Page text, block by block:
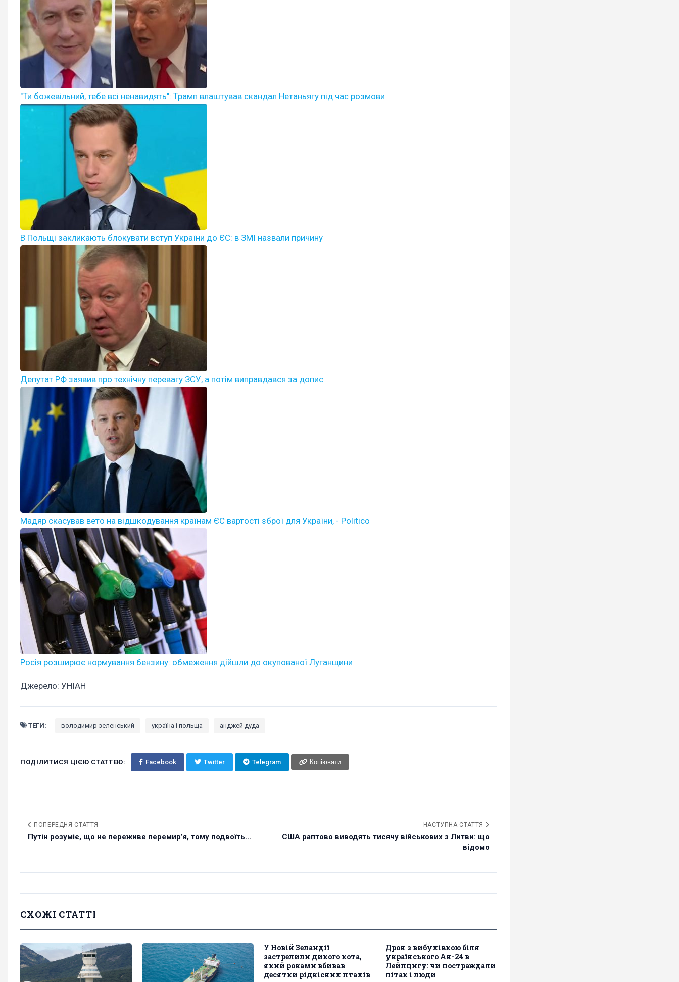
"Ти божевільний, тебе всі ненавидять": Трамп влаштував скандал Нетаньягу під час розмови
В Польщі закликають блокувати вступ України до ЄС: в ЗМІ назвали причину
Депутат РФ заявив про технічну перевагу ЗСУ, а потім виправдався за допис
Мадяр скасував вето на відшкодування країнам ЄС вартості зброї для України, - Politico
Росія розширює нормування бензину: обмеження дійшли до окупованої Луганщини
Джерело: УНІАН
ТЕГИ: володимир зеленський україна і польща анджей дуда
ПОДІЛИТИСЯ ЦІЄЮ СТАТТЕЮ: Facebook Twitter Telegram Копіювати
ПОПЕРЕДНЯ СТАТТЯ
Путін розуміє, що не переживе перемир’я, тому подвоїть...
НАСТУПНА СТАТТЯ
США раптово виводять тисячу військових з Литви: що
відомо
СХОЖІ СТАТТІ
У Новій Зеландії
застрелили дикого кота,
який роками вбивав
десятки рідкісних птахів
Дрон з вибухівкою біля
українського Ан-24 в
Лейпцигу: чи постраждали
літак і люди